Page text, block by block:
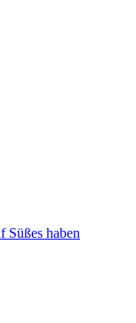
Süßes haben